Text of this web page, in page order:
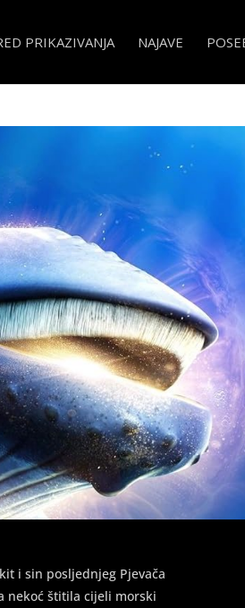
PRIKAZIVANJA NAJAVE
SINK
i sin posljednjeg Pjevača
nekoć štitila cijeli morski